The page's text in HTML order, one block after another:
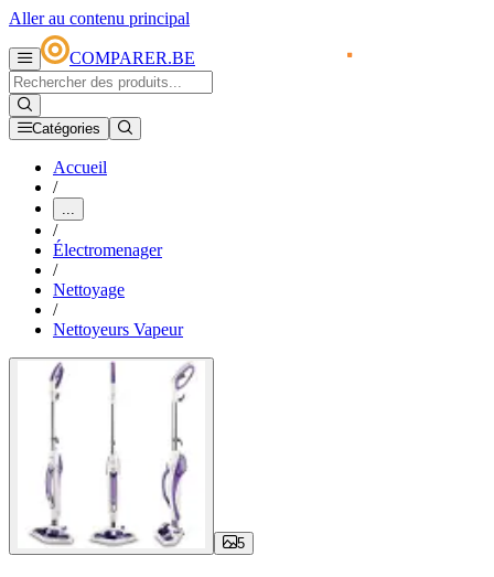
Aller au contenu principal
COMPARER.BE
Catégories
Accueil
/
...
/
Électromenager
/
Nettoyage
/
Nettoyeurs Vapeur
5